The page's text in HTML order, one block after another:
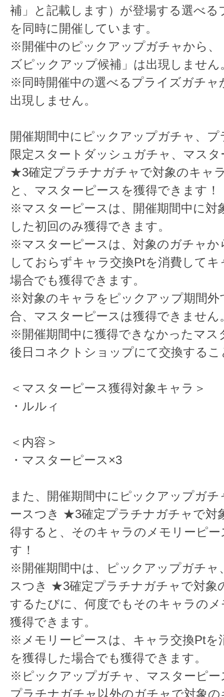
補」と記載します）が登場する選べ
を同時に開催しています。
※開催中のピックアップガチャから、
ズピックアップ候補」は出現しません
※同時開催中の選べるプライズガチャ
出現しません。
開催期間中にピックアップガチャ、
限定スタートダッシュガチャ、マス
★3確定プラチナガチャで対象のキャ
と、マスターピースを獲得できます！
※マスターピースは、開催期間中に対
した初回のみ獲得できます。
※マスターピースは、対象のガチャか
しておらずキャラ交換Ptを消費して
場合でも獲得できます。
※対象のキャラをピックアップ期間外
合、マスターピースは獲得できません
※開催期間中に獲得できなかったマス
後日コネクトショップにて交換する
＜マスターピース獲得対象キャラ＞
・ルルィ
＜内容＞
・マスターピース×3
また、開催期間中にピックアップガ
ースつき ★3確定プラチナガチャで対
得すると、そのキャラのメモリーピ
す！
※開催期間中は、ピックアップガチャ
スつき ★3確定プラチナガチャで対象
するたびに、何度でもそのキャラの
獲得できます。
※メモリーピースは、キャラ交換Ptを
を獲得した場合でも獲得できます。
※ピックアップガチャ、マスターピ
プラチナガチャ以外のガチャで対象